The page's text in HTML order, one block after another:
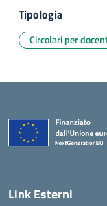
Tipologia
Circolari per
Link Esterni